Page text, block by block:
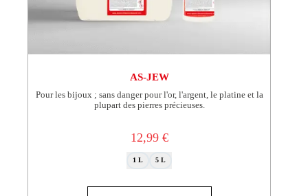
AS-JEW
Pour les bijoux ; sans danger pour l'or, l'argent, le platine et la
plupart des pierres précieuses.
12,99 €
1 L 5 L